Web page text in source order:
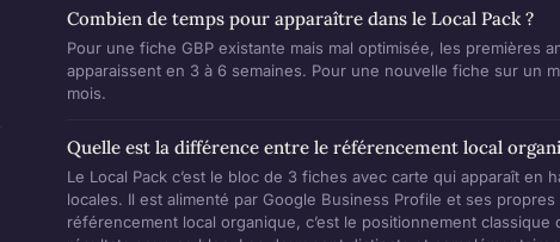
Combien de temps pour apparaître dans le Local Pack ?
Pour une fiche GBP existante mais mal optimisée, les premières
apparaissent en 3 à 6 semaines. Pour une nouvelle fiche sur un
mois.
Quelle est la différence entre le référencement local
Le Local Pack c’est le bloc de 3 fiches avec carte qui apparaît en
locales. Il est alimenté par Google Business Profile et ses
référencement local organique, c’est le positionnement